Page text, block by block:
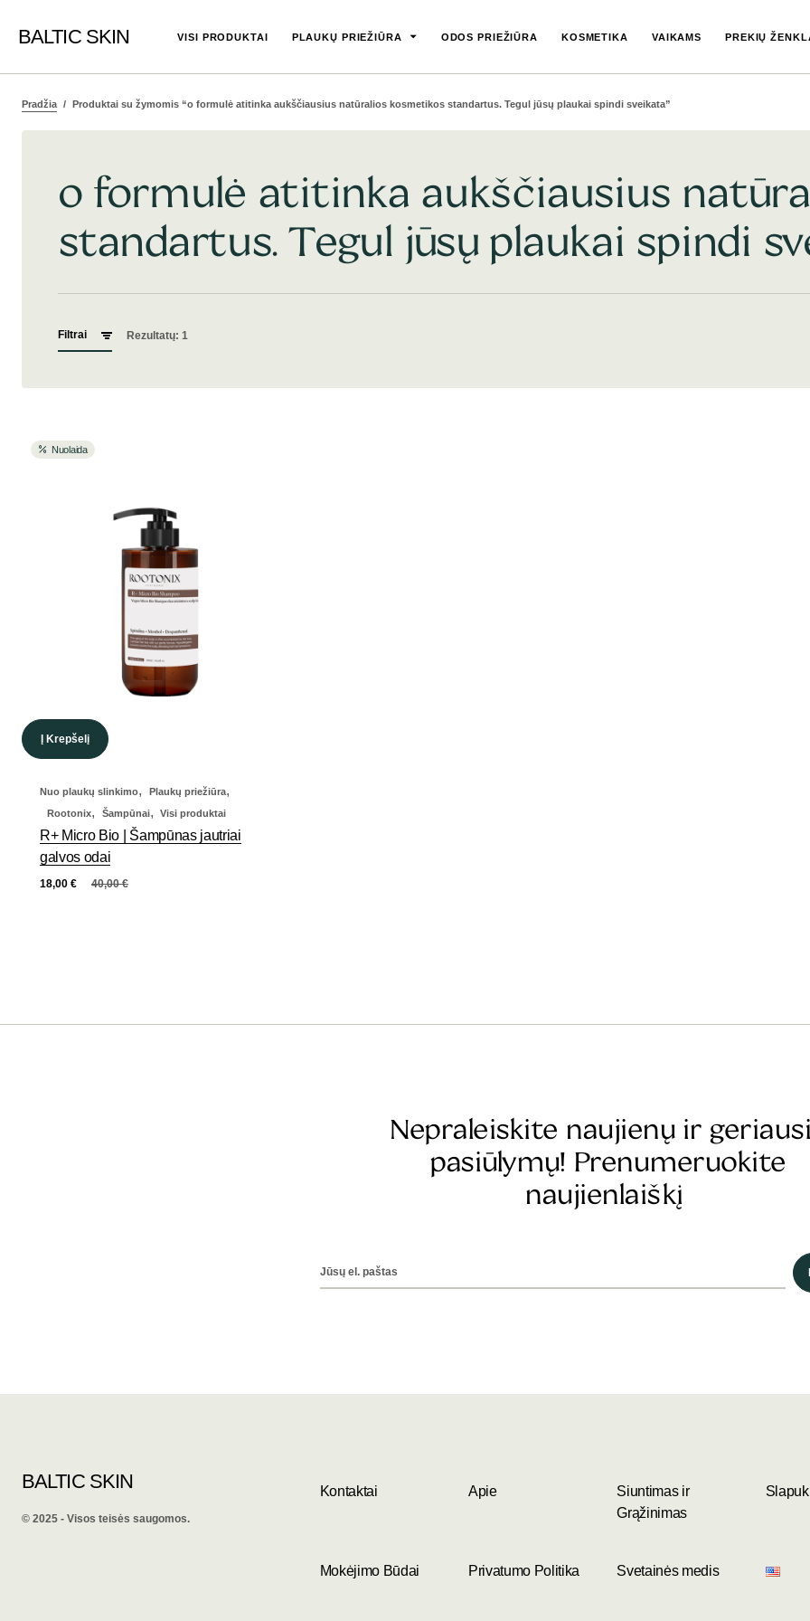
BALTIC SKIN VISI PRODUKTAI PLAUKŲ PRIEŽIŪRA ODOS PRIEŽIŪRA KOSMETIKA VAIKAMS PREKIŲ
Pradžia Produktai su žymomis “o formulė atitinka aukščiausius natūralios kosmetikos standartus. Tegul jūsų plaukai spindi sveikata”
o formulė atitinka aukščiausius
standartus. Tegul jūsų plaukai spindi
Filtrai Rezultatų: 1
Nuolaida
Į Krepšelį
Nuo plaukų slinkimo, Plaukų priežiūra,
Rootonix, Šampūnai, Visi produktai
R+ Micro Bio | Šampūnas jautriai
galvos odai
40,00€
18,00 €
Nepraleiskite naujienų ir
pasiūlymų! Prenumeruokite
naujienlaiškį
BALTIC SKIN
©️ 2025 - Visos teisės saugomos.
Kontaktai Apie
Siuntimas ir
Grąžinimas
Mokėjimo Būdai Privatumo Politika Svetainės medis